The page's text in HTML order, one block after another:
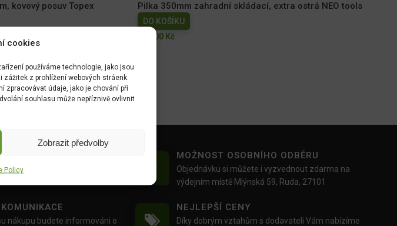
cookies
používáme technologie, jako jsou
z prohlížení webových stráenk.
zpracovávat údaje, jako je chování při
souhlasu může nepříznivě ovlivnit
Zobrazit předvolby
Policy
kovový posuv Topex Pilka 350mm zahradní skládací, extra ostrá NEO tools
DO KOŠÍKU
249.00 Kč
používáme na našich
MOŽNOST OSOBNÍHO ODBĚRU
Objednávku si můžete i vyzvednout zdarma na
výdejním místě Mlýnská 59, Ruda, 27101
nákupu budete informováni o
NEJLEPŠÍ CENY
Díky dobrým vztahům s dodavateli Vám nabízíme